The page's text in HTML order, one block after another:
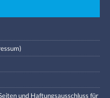
und Haftungsausschluss für